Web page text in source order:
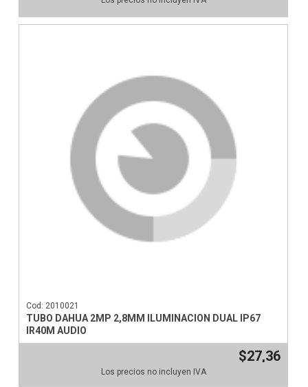
Cod: 2010021
TUBO DAHUA 2MP 2,8MM ILUMINACION DUAL IP67
IR40M AUDIO
$27,36
Los precios no incluyen IVA